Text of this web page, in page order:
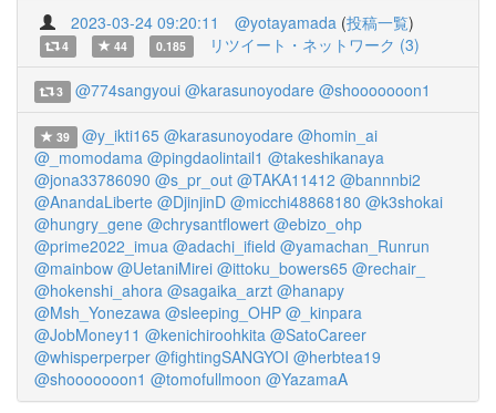
2023-03-24 09:20:11 @yotayamada (投稿一覧)
4 44 0.185 リツイート・ネットワーク (3)
3 @774sangyoui @karasunoyodare @shooooooon1
39 @y_ikti165 @karasunoyodare @homin_ai
@_momodama @pingdaolintail1 @takeshikanaya
@jona33786090 @s_pr_out @TAKA11412 @bannnbi2
@AnandaLiberte @DjinjinD @micchi48868180 @k3shokai
@hungry_gene @chrysantflowert @ebizo_ohp
@prime2022_imua @adachi_ifield @yamachan_Runrun
@mainbow @UetaniMirei @ittoku_bowers65 @rechair_
@hokenshi_ahora @sagaika_arzt @hanapy
@Msh_Yonezawa @sleeping_OHP @_kinpara
@JobMoney11 @kenichiroohkita @SatoCareer
@whisperperper @fightingSANGYOI @herbtea19
@shooooooon1 @tomofullmoon @YazamaA